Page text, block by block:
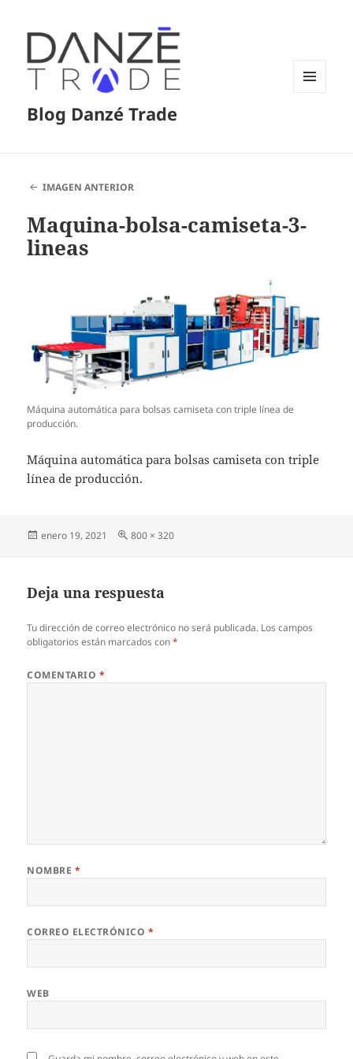
Blog Danzé Trade
IMAGEN ANTERIOR
Maquina-bolsa-camiseta-3-
lineas
Máquina automática para bolsas camiseta con triple línea de
producción.
Máquina automática para bolsas camiseta con triple
línea de producción.
Publicado
enero 19, 2021
Tamaño
800 × 320
Deja una respuesta
Tu dirección de correo electrónico no será publicada. Los campos
obligatorios están marcados con*
COMENTARIO *
NOMBRE *
CORREO ELECTRÓNICO *
WEB